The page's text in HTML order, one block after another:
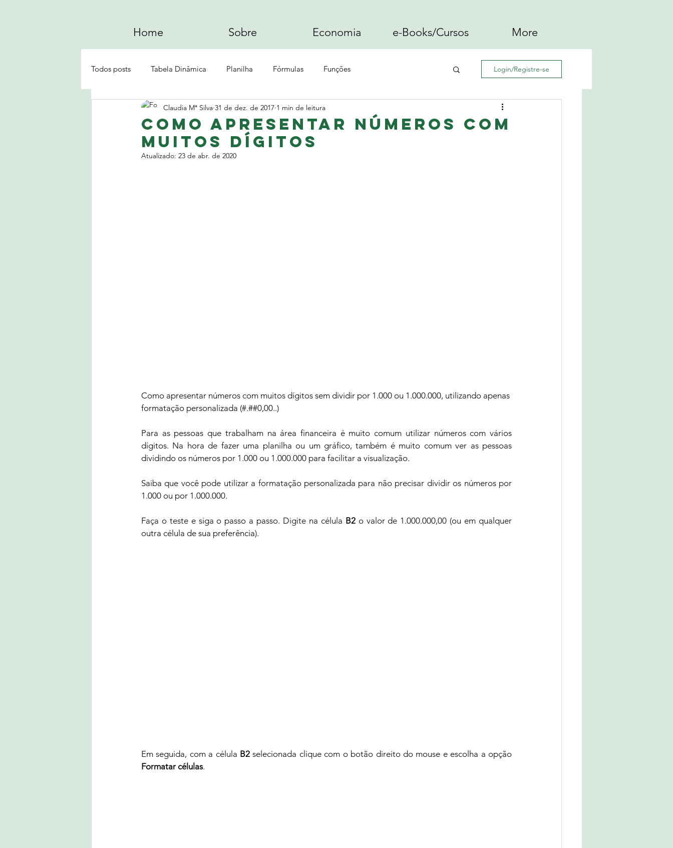
Home Sobre Economia e-Books/Cursos More
Todos posts Tabela Dinâmica Planilha Fórmulas Funções
Formatação Personalizada Teclas de Atalho
Login/Registre-se
Como apresentar números com
muitos dígitos
Claudia Mª Silva 31 de dez. de 2017 1 min de leitura
Atualizado: 23 de abr. de 2020
Como apresentar números com muitos dígitos sem dividir por 1.000 ou 1.000.000, utilizando apenas
formatação personalizada (#.##0,00..)
Para as pessoas que trabalham na área financeira é muito comum utilizar números com vários
dígitos. Na hora de fazer uma planilha ou um gráfico, também é muito comum ver as pessoas
dividindo os números por 1.000 ou 1.000.000 para facilitar a visualização.
Saiba que você pode utilizar a formatação personalizada para não precisar dividir os números por
1.000 ou por 1.000.000.
Faça o teste e siga o passo a passo. Digite na célula B2 o valor de 1.000.000,00 (ou em qualquer
outra célula de sua preferência).
Em seguida, com a célula B2
Formatar células.